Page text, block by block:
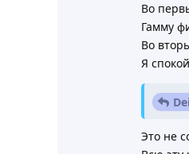
Во
Гамму
Во
Я
Это не